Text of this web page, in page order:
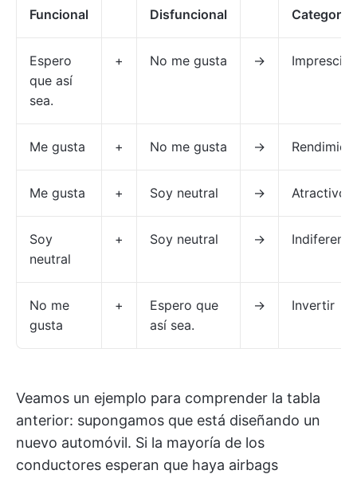
Funcional Disfuncional Categoría
Espero
que así
sea.
+ No me gusta →
Me gusta + No me gusta →
Me gusta + Soy neutral → Atractivo
Soy
neutral
+ Soy neutral → Indiferente
No me
gusta
+
Espero que
así sea.
→ Invertir
Veamos un ejemplo para comprender la tabla
anterior: supongamos que está diseñando un
nuevo automóvil. Si la mayoría de los
conductores esperan que haya airbags